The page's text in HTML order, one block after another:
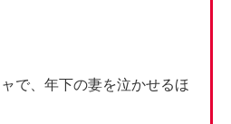
で、年下の妻を泣かせるほ